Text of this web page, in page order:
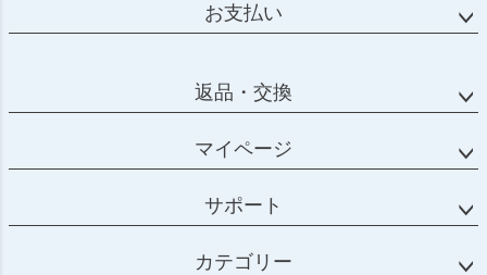
お支払い
返品・交換
マイページ
サポート
カテゴリー